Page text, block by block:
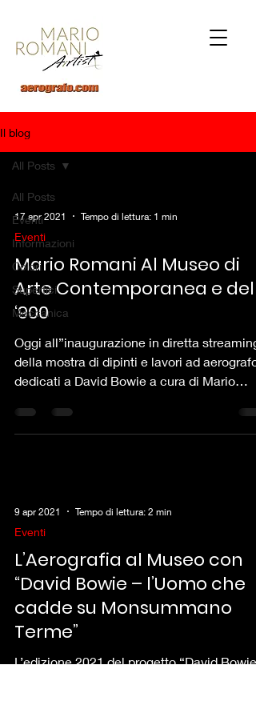
Il blog
All Posts
Eventi
Informazioni
Colori
Superfici
Meccanica
All Posts
17 apr 2021 Tempo di lettura: 1 min
Eventi
Mario Romani Al Museo di
Arte Contemporanea e del
‘900
Oggi all”inaugurazione in diretta streaming,
della mostra di dipinti e lavori ad aerografo
dedicati a David Bowie a cura di Mario
9 apr 2021 Tempo di lettura: 2 min
Eventi
L’Aerografia al Museo con
“David Bowie – l’Uomo che
cadde su Monsummano
Terme”
L’edizione 2021 del progetto “David Bowie